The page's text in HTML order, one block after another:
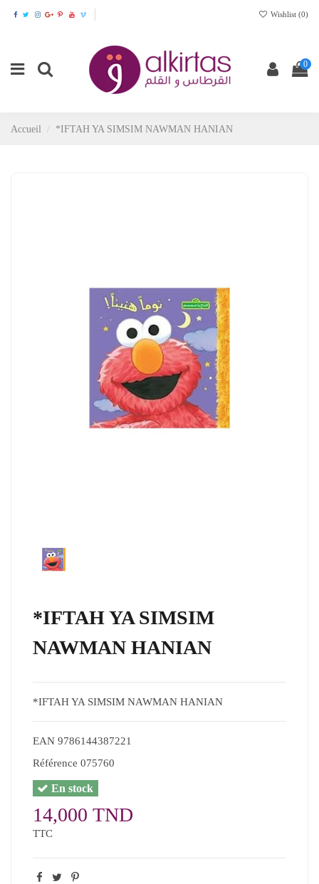
Wishlist (0)
0
Accueil *IFTAH YA SIMSIM NAWMAN HANIAN
*IFTAH YA SIMSIM
NAWMAN HANIAN
*IFTAH YA SIMSIM NAWMAN HANIAN
EAN 9786144387221
Référence 075760
En stock
14,000 TND
TTC